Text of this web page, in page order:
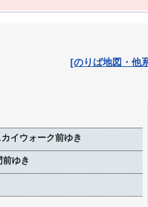
[のりば地図・他
イウォーク前ゆき
前ゆき